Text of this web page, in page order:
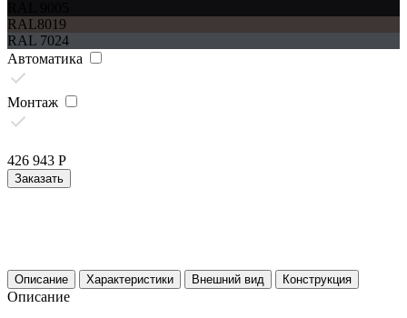
RAL8019
RAL 7024
Автоматика
Монтаж
426 943 Р
Заказать
Описание Характеристики Внешний вид Конструкция
Описание